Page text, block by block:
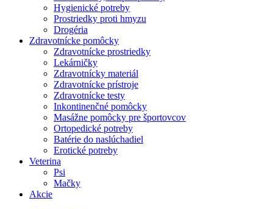
Hygienické potreby
Prostriedky proti hmyzu
Drogéria
Zdravotnícke pomôcky
Zdravotnícke prostriedky
Lekárničky
Zdravotnícky materiál
Zdravotnícke prístroje
Zdravotnícke testy
Inkontinenčné pomôcky
Masážne pomôcky pre športovcov
Ortopedické potreby
Batérie do naslúchadiel
Erotické potreby
Veterina
Psi
Mačky
Akcie